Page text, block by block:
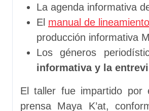
La agenda informativa
El manual de
producción informativa
Los géneros
informativa y la
El taller fue impartido por
prensa Maya K’at,